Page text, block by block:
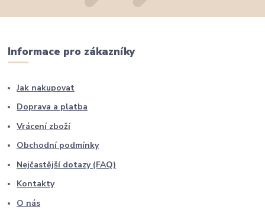
Informace pro zákazníky
Jak nakupovat
Doprava a platba
Vrácení zboží
Obchodní podmínky
Nejčastější dotazy (FAQ)
Kontakty
O nás